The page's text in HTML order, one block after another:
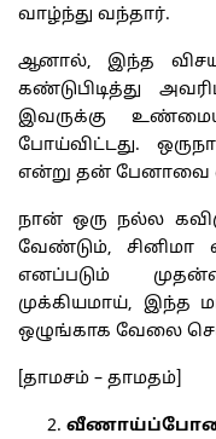
வாழ்ந்து வந்தார்.
ஆனால், இந்த
கண்டுபிடித்து
இவருக்கு
போய்விட்டது.
என்று தன் பேனாவை
நான் ஒரு நல்ல
வேண்டும், சினிமா
எனப்படும்
முக்கியமாய், இந்த
ஒழுங்காக வேலை
[தாமசம் – தாமதம்]